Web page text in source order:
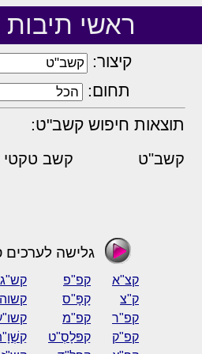
ראשי
קיצור:
תחום:
תוצאות חיפוש קשב"ט:
קשב"ט קשב טקטי
גלישה לערכים
קצ"א קפ"פ קש"ג
ק"צ
קָפָּ"ס
קפ"ר
קפ"מ
קפ"ק
קַפּלָסְ"ט